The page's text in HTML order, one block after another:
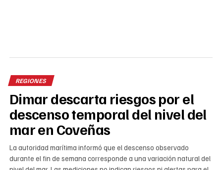
REGIONES
Dimar descarta riesgos por el
descenso temporal del nivel del
mar en Coveñas
La autoridad marítima informó que el descenso observado
durante el fin de semana corresponde a una variación natural del